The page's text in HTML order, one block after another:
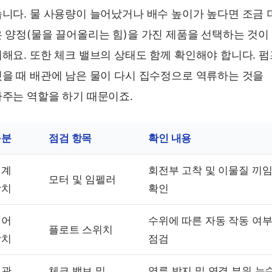
다. 물 사용량이 늘어났거나 배수 높이가 높다면 조금
양정(물을 끌어올리는 힘)을 가진 제품을 선택하는 것이
요. 또한 체크 밸브의 상태도 함께 확인해야 합니다.
때 배관에 남은 물이 다시 집수정으로 역류하는 것을
는 역할을 하기 때문이죠.
점검 항목 확인 내용
모터 및 임펠러
회전부 고착 및 이물질 끼임
확인
플로트 스위치
수위에 따른 자동 작동 여부
점검